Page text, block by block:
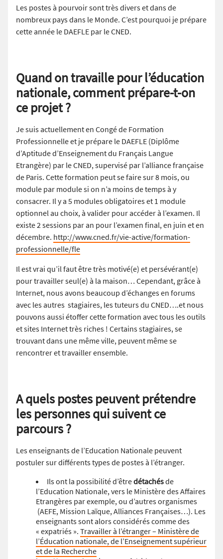
Les postes à pourvoir sont très divers et dans de
nombreux pays dans le Monde. C’est pourquoi je prépare
cette année le DAEFLE par le CNED.
Quand on travaille pour l’éducation
nationale, comment prépare-t-on
ce projet ?
Je suis actuellement en Congé de Formation
Professionnelle et je prépare le DAEFLE (Diplôme
d’Aptitude d’Enseignement du Français Langue
Etrangère) par le CNED, supervisé par l’alliance française
de Paris. Cette formation peut se faire sur 8 mois, ou
module par module si on n’a moins de temps à y
consacrer. Il y a 5 modules obligatoires et 1 module
optionnel au choix, à valider pour accéder à l’examen. Il
existe 2 sessions par an pour l’examen final, en juin et en
décembre. http://www.cned.fr/vie-active/formation-
professionnelle/fle
Il est vrai qu’il faut être très motivé(e) et persévérant(e)
pour travailler seul(e) à la maison… Cependant, grâce à
Internet, nous avons beaucoup d’échanges en forums
avec les autres stagiaires, les tuteurs du CNED….et nous
pouvons aussi étoffer cette formation avec tous les outils
et sites Internet très riches ! Certains stagiaires, se
trouvant dans une même ville, peuvent même se
rencontrer et travailler ensemble.
A quels postes peuvent prétendre
les personnes qui suivent ce
parcours ?
Les enseignants de l’Education Nationale peuvent
postuler sur différents types de postes à l’étranger.
Ils ont la possibilité d’êtredétachésde
l’Education Nationale, vers le Ministère des Affaires
Etrangères par exemple, ou d’autres organismes
(AEFE, Mission Laïque, Alliances Françaises…). Les
enseignants sont alors considérés comme des
« expatriés ». Travailler à l’étranger – Ministère de
l’Éducation nationale, de l’Enseignement supérieur
et de la Recherche